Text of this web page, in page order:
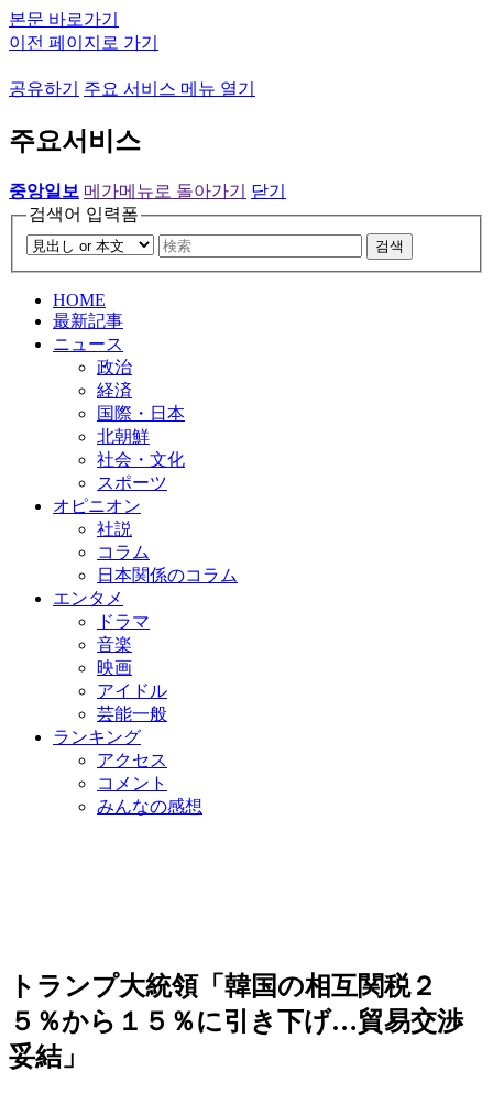
본문 바로가기
이전 페이지로 가기
공유하기 주요 서비스 메뉴 열기
주요서비스
중앙일보 메가메뉴로 돌아가기
닫기
검색어 입력폼
검색
HOME
最新記事
ニュース
政治
経済
国際・日本
北朝鮮
社会・文化
スポーツ
オピニオン
社説
コラム
日本関係のコラム
エンタメ
ドラマ
音楽
映画
アイドル
芸能一般
ランキング
アクセス
コメント
みんなの感想
トランプ大統領「韓国の相互関税２
５％から１５％に引き下げ…貿易交渉
妥結」